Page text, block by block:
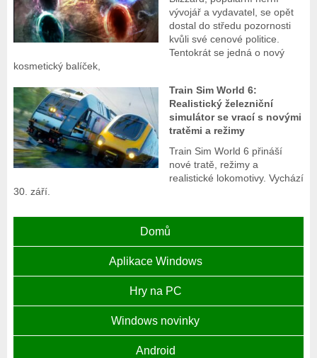
vývojář a vydavatel, se opět
dostal do středu pozornosti
kvůli své cenové politice.
Tentokrát se jedná o nový
kosmetický balíček,
Train Sim World 6:
Realistický železniční
simulátor se vrací s novými
tratěmi a režimy
Train Sim World 6 přináší
nové tratě, režimy a
realistické lokomotivy. Vychází
30. září.
Domů
Aplikace Windows
Hry na PC
Windows novinky
Android